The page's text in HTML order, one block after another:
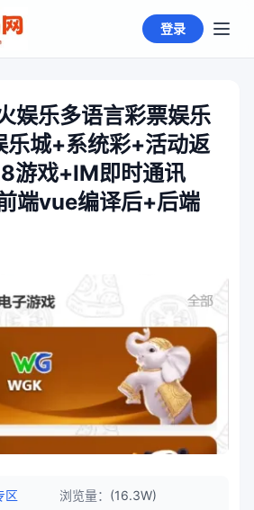
登录
娱乐多语言彩票娱乐
乐城+系统彩+活动返
游戏+IM即时通讯
端vue编译后+后端
区 浏览量： (16.3W)